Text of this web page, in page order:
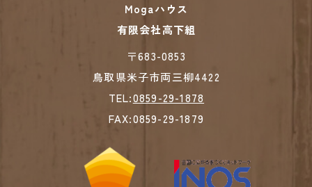
Mogaハウス
有限会社高下組
​​​​​​​〒683-0853
鳥取県米子市両三柳4422
TEL:0859-29-1878
FAX:0859-29-1879